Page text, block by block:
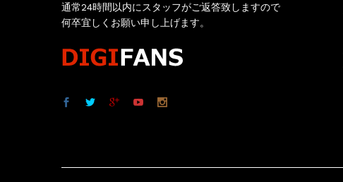
通常24時間以内にスタッフがご返答致しますので
何卒宜しくお願い申し上げます。